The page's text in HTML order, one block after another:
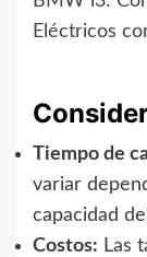
Eléctricos
Tiempo de
variar
capacidad
Costos: Las